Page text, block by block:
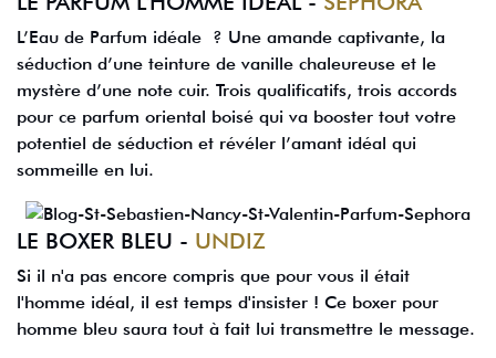
L’Eau de Parfum idéale ? Une amande captivante, la
séduction d’une teinture de vanille chaleureuse et le
mystère d’une note cuir. Trois qualificatifs, trois accords
pour ce parfum oriental boisé qui va booster tout votre
potentiel de séduction et révéler l’amant idéal qui
sommeille en lui.
LE BOXER BLEU - UNDIZ
Si il n'a pas encore compris que pour vous il était
l'homme idéal, il est temps d'insister ! Ce boxer pour
homme bleu saura tout à fait lui transmettre le message.